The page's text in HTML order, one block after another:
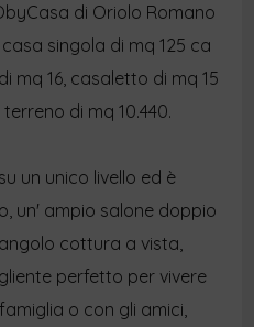
di Oriolo Romano
singola di mq 125 ca
mq 16, casaletto di mq 15
di mq 10.440.
un unico livello ed è
un' ampio salone doppio
cottura a vista,
perfetto per vivere
o con gli amici,